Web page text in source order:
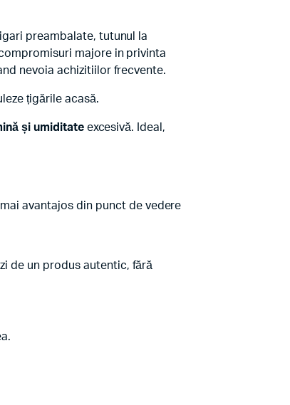
preambalate, tutunul la
majore in privinta
nevoia achizitiilor frecvente.
țigările acasă.
și umiditateexcesivă. Ideal,
avantajos din punct de vedere
de un produs autentic, fără